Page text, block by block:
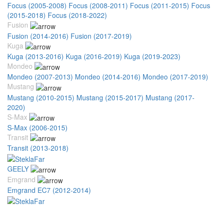
Focus (2005-2008) Focus (2008-2011) Focus (2011-2015) Focus
(2015-2018) Focus (2018-2022)
Fusion
Fusion (2014-2016) Fusion (2017-2019)
Kuga
Kuga (2013-2016) Kuga (2016-2019) Kuga (2019-2023)
Mondeo
Mondeo (2007-2013) Mondeo (2014-2016) Mondeo (2017-2019)
Mustang
Mustang (2010-2015) Mustang (2015-2017) Mustang (2017-
2020)
S-Max
S-Max (2006-2015)
Transit
Transit (2013-2018)
GEELY
Emgrand
Emgrand EC7 (2012-2014)